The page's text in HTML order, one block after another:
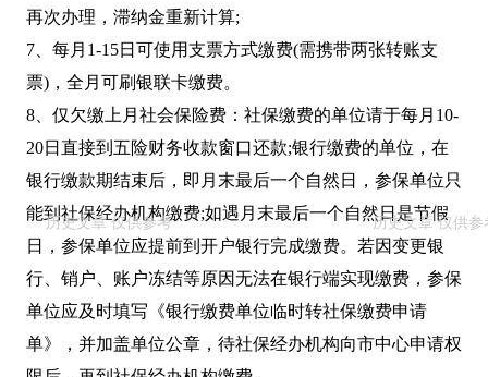
再次办理，滞纳金重新计算;
7、每月1-15日可使用支票方式缴费(需携带两张转账支
票)，全月可刷银联卡缴费。
8、仅欠缴上月社会保险费：社保缴费的单位请于每月10-
20日直接到五险财务收款窗口还款;银行缴费的单位，在
银行缴款期结束后，即月末最后一个自然日，参保单位只
能到社保经办机构缴费;如遇月末最后一个自然日是节假
日，参保单位应提前到开户银行完成缴费。若因变更银
行、销户、账户冻结等原因无法在银行端实现缴费，参保
单位应及时填写《银行缴费单位临时转社保缴费申请
单》，并加盖单位公章，待社保经办机构向市中心申请权